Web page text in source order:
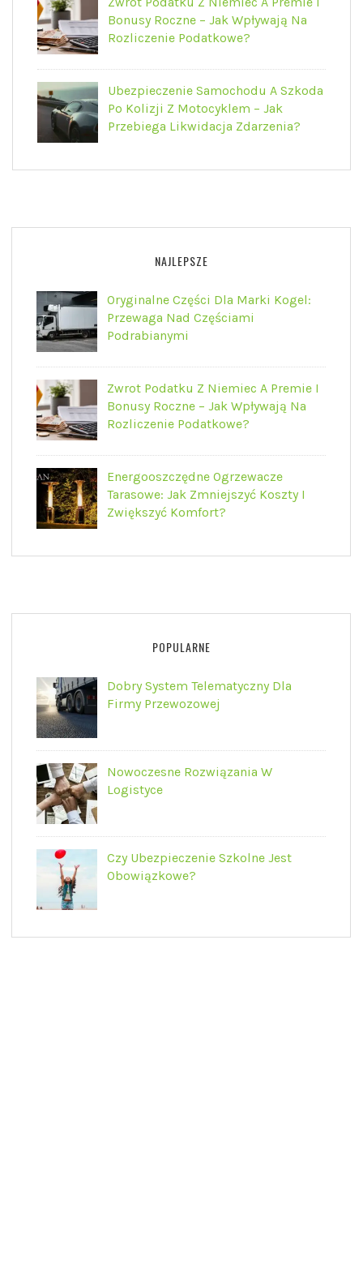
Bonusy Roczne – Jak Wpływają Na
Rozliczenie Podatkowe?
Ubezpieczenie Samochodu A Szkoda
Po Kolizji Z Motocyklem – Jak
Przebiega Likwidacja Zdarzenia?
NAJLEPSZE
Oryginalne Części Dla Marki Kogel:
Przewaga Nad Częściami
Podrabianymi
Zwrot Podatku Z Niemiec A Premie I
Bonusy Roczne – Jak Wpływają Na
Rozliczenie Podatkowe?
Energooszczędne Ogrzewacze
Tarasowe: Jak Zmniejszyć Koszty I
Zwiększyć Komfort?
POPULARNE
Dobry System Telematyczny Dla
Firmy Przewozowej
Nowoczesne Rozwiązania W
Logistyce
Czy Ubezpieczenie Szkolne Jest
Obowiązkowe?